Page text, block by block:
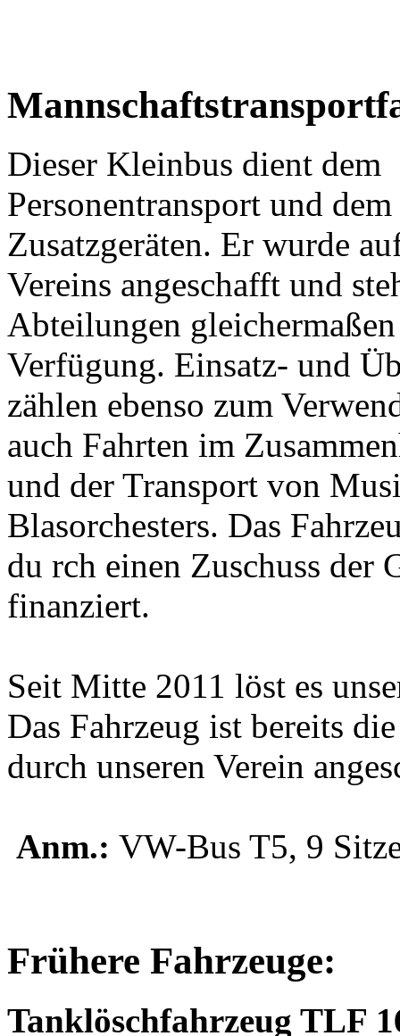
Dieser Kleinbus dient dem
Personentransport und
Zusatzgeräten. Er wurde
Vereins angeschafft und
Abteilungen
Verfügung. Einsatz- und
zählen ebenso zum
auch Fahrten im
und der Transport von
Blasorchesters. Das
du rch einen Zuschuss der
finanziert.
Seit Mitte 2011 löst es
Das Fahrzeug ist bereits
durch unseren Verein
Anm.: VW-Bus T5, 9
Frühere Fahrzeuge:
Tanklöschfahrzeug TLF